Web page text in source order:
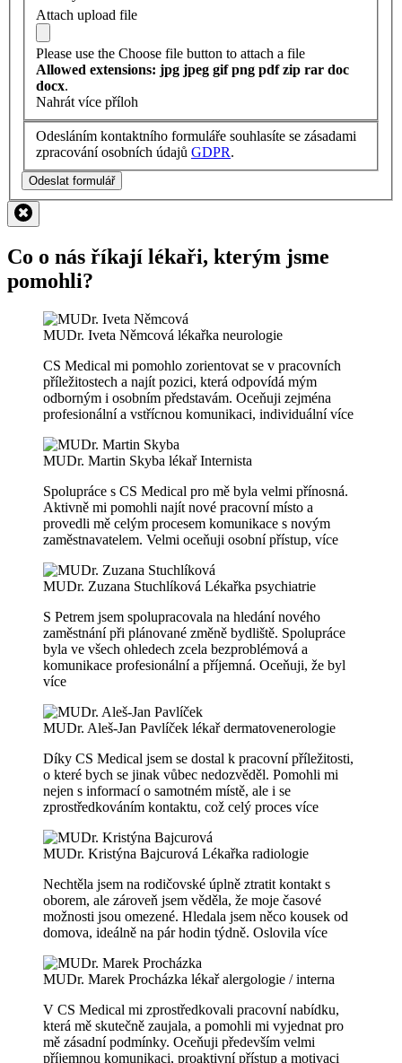
Attach upload file
Please use the Choose file button to attach a file
Allowed extensions: jpg jpeg gif png pdf zip rar doc
docx.
Nahrát více příloh
Odesláním kontaktního formuláře souhlasíte se zásadami
zpracování osobních údajů GDPR.
Odeslat formulář
Co o nás říkají lékaři, kterým jsme
pomohli?
MUDr. Iveta Němcová lékařka neurologie
CS Medical mi pomohlo zorientovat se v pracovních
příležitostech a najít pozici, která odpovídá mým
odborným i osobním představám. Oceňuji zejména
profesionální a vstřícnou komunikaci, individuálnívíce
MUDr. Martin Skyba lékař Internista
Spolupráce s CS Medical pro mě byla velmi přínosná.
Aktivně mi pomohli najít nové pracovní místo a
provedli mě celým procesem komunikace s novým
zaměstnavatelem. Velmi oceňuji osobní přístup, více
MUDr. Zuzana Stuchlíková Lékařka psychiatrie
S Petrem jsem spolupracovala na hledání nového
zaměstnání při plánované změně bydliště. Spolupráce
byla ve všech ohledech zcela bezproblémová a
komunikace profesionální a příjemná. Oceňuji, že byl
více
MUDr. Aleš-Jan Pavlíček lékař dermatovenerologie
Díky CS Medical jsem se dostal k pracovní příležitosti,
o které bych se jinak vůbec nedozvěděl. Pomohli mi
nejen s informací o samotném místě, ale i se
zprostředkováním kontaktu, což celý proces více
MUDr. Kristýna Bajcurová Lékařka radiologie
Nechtěla jsem na rodičovské úplně ztratit kontakt s
oborem, ale zároveň jsem věděla, že moje časové
možnosti jsou omezené. Hledala jsem něco kousek od
domova, ideálně na pár hodin týdně. Oslovila více
MUDr. Marek Procházka lékař alergologie / interna
V CS Medical mi zprostředkovali pracovní nabídku,
která mě skutečně zaujala, a pomohli mi vyjednat pro
mě zásadní podmínky. Oceňuji především velmi
příjemnou komunikaci, proaktivní přístup a motivaci